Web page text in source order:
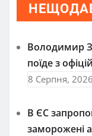
Володимир
поїде з
8 Серпня, 2026
В ЄС
заморожені